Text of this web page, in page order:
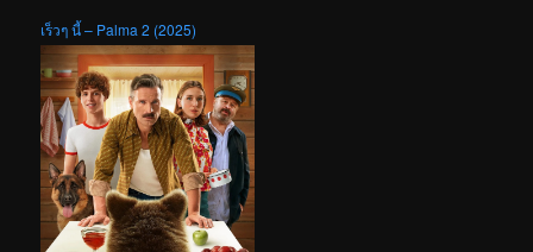
เร็วๆ นี้ – Palma 2 (2025)